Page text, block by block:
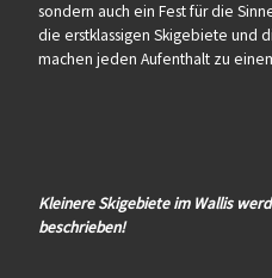
sondern auch ein Fest für die
die erstklassigen Skigebiete und
machen jeden Aufenthalt zu
Kleinere Skigebiete im Wallis
beschrieben!